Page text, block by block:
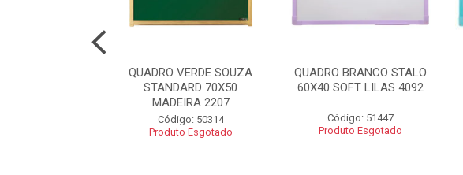
QUADRO VERDE SOUZA
STANDARD 70X50
MADEIRA 2207
Código: 50314
Produto Esgotado
QUADRO BRANCO STALO
60X40 SOFT LILAS 4092
Código: 51447
Produto Esgotado